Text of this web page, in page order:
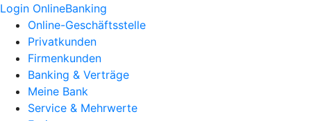
Login OnlineBanking
Online-Geschäftsstelle
Privatkunden
Firmenkunden
Banking & Verträge
Meine Bank
Service & Mehrwerte